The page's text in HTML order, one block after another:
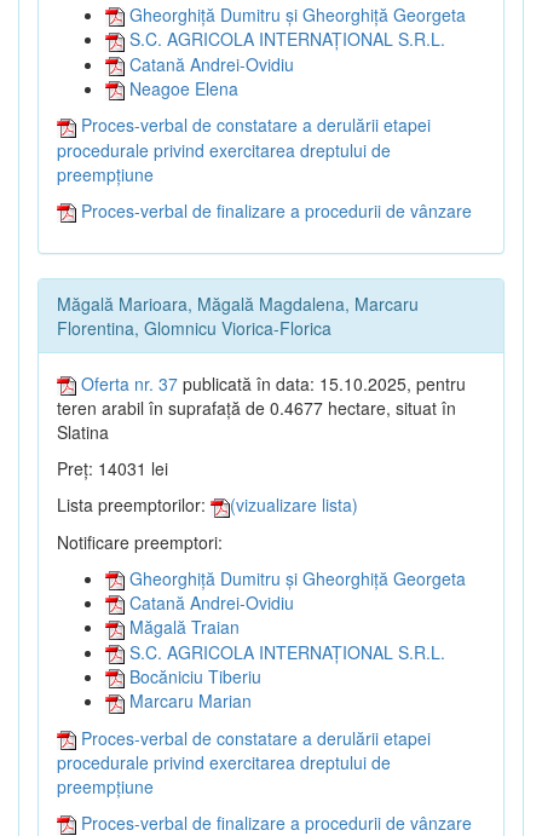
Gheorghiță Dumitru și Gheorghiță Georgeta
S.C. AGRICOLA INTERNAȚIONAL S.R.L.
Catană Andrei-Ovidiu
Neagoe Elena
Proces-verbal de constatare a derulării etapei
procedurale privind exercitarea dreptului de
preempțiune
Proces-verbal de finalizare a procedurii de vânzare
Măgală Marioara, Măgală Magdalena, Marcaru
Florentina, Glomnicu Viorica-Florica
Oferta nr. 37 publicată în data: 15.10.2025, pentru
teren arabil în suprafață de 0.4677 hectare, situat în
Slatina
Preț: 14031 lei
Lista preemptorilor:
(vizualizare lista)
Notificare preemptori:
Gheorghiță Dumitru și Gheorghiță Georgeta
Catană Andrei-Ovidiu
Măgală Traian
S.C. AGRICOLA INTERNAȚIONAL S.R.L.
Bocăniciu Tiberiu
Marcaru Marian
Proces-verbal de constatare a derulării etapei
procedurale privind exercitarea dreptului de
preempțiune
Proces-verbal de finalizare a procedurii de vânzare